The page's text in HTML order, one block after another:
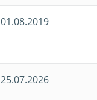
01.08.2019
25.07.2026